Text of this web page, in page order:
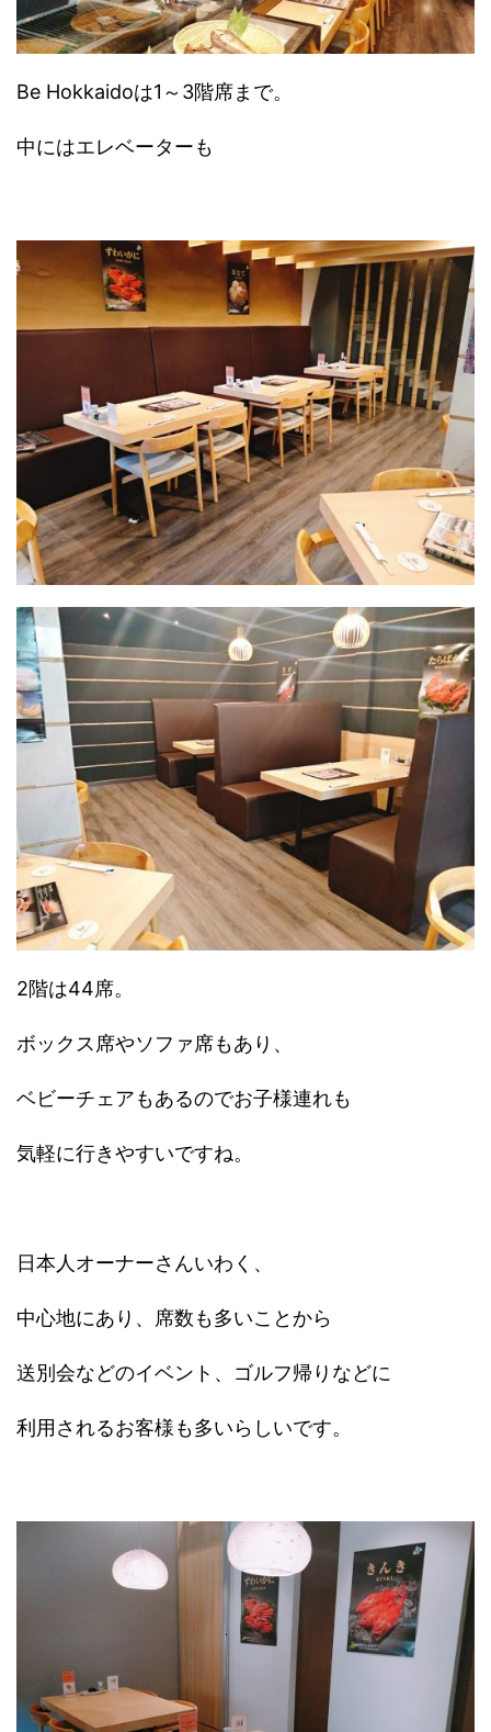
Be Hokkaidoは1～3階席まで。
中にはエレベーターも
2階は44席。
ボックス席やソファ席もあり、
ベビーチェアもあるのでお子様連れも
気軽に行きやすいですね。
日本人オーナーさんいわく、
中心地にあり、席数も多いことから
送別会などのイベント、ゴルフ帰りなどに
利用されるお客様も多いらしいです。